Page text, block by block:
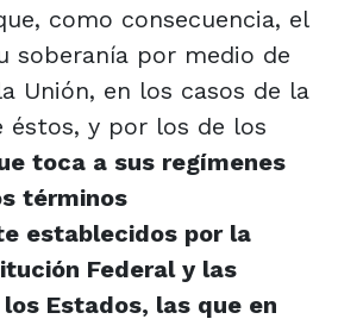
como consecuencia, el
soberanía por medio de
Unión, en los casos de la
éstos, y por los de los
toca a sus regímenes
términos
establecidos por la
Federal y las
Estados, las que en